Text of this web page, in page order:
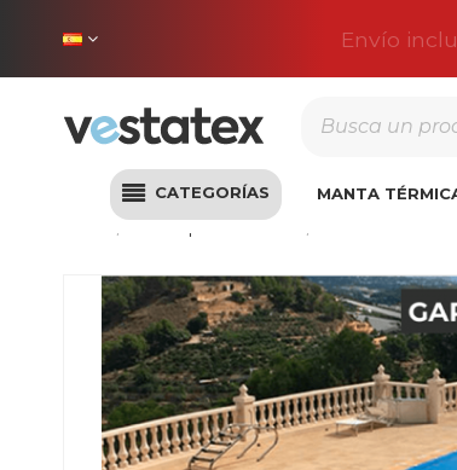
Envío
CATEGORÍAS MANTA
Lonas para Piscinas